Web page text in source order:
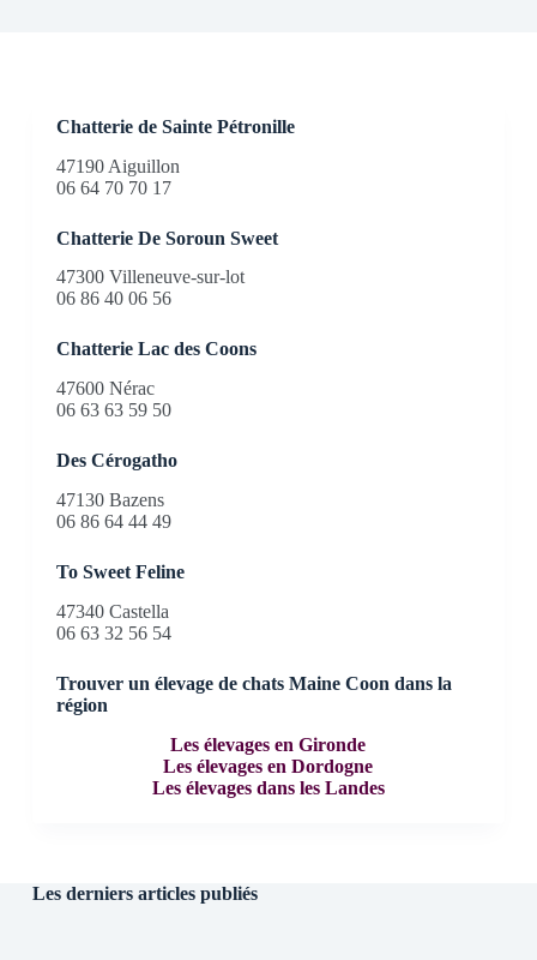
Chatterie de Sainte Pétronille
47190 Aiguillon
06 64 70 70 17
Chatterie De Soroun Sweet
47300 Villeneuve-sur-lot
06 86 40 06 56
Chatterie Lac des Coons
47600 Nérac
06 63 63 59 50
Des Cérogatho
47130 Bazens
06 86 64 44 49
To Sweet Feline
47340 Castella
06 63 32 56 54
Trouver un élevage de chats Maine Coon dans la
région
Les élevages en Gironde
Les élevages en Dordogne
Les élevages dans les Landes
Les derniers articles publiés